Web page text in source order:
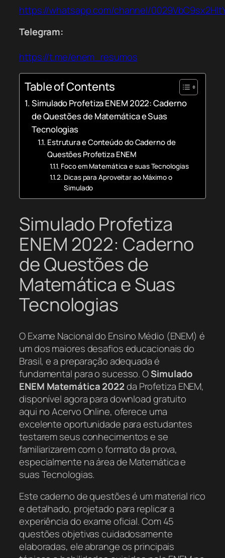
https://whatsapp.com/channel/
Telegram:
https://t.me/enem_resumos
Table of Contents
Simulado Profetiza ENEM 2022: Caderno
de Questões de Matemática e Suas
Tecnologias
Estrutura e Conteúdo do Caderno de
Questões Profetiza ENEM
Foco em Matemática e suas Tecnologias
Dicas para Aproveitar ao Máximo o
Simulado
Simulado Profetiza
ENEM 2022: Caderno
de Questões de
Matemática e Suas
Tecnologias
O Exame Nacional do Ensino Médio (ENEM) é
um dos maiores desafios educacionais do
Brasil, e a preparação adequada é
fundamental para o sucesso. OSimulado
ENEM Matemática 2022da Profetiza ENEM,
disponível agora para download gratuito
aqui no Acervo Online, oferece uma
excelente oportunidade para estudantes
testarem seus conhecimentos e se
familiarizarem com o formato da prova,
especialmente na área de Matemática e
suas Tecnologias.
Este caderno de questões é um material rico
e detalhado, projetado para replicar a
experiência do exame oficial. Com 45
questões objetivas cuidadosamente
elaboradas, ele abrange os principais